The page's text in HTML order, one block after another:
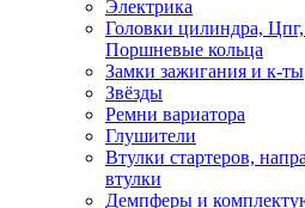
Электрика
Головки цилиндра,
Поршневые кольца
Замки зажигания и к-ты
Звёзды
Ремни вариатора
Глушители
Втулки стартеров,
втулки
Демпферы и